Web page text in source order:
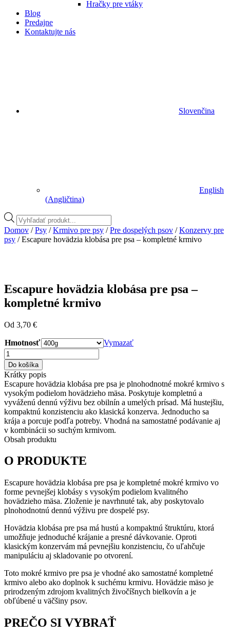
Hračky pre vtáky
Blog
Predajne
Kontaktujte nás
Slovenčina
English
(Angličtina)
Vyhľadávanie
produktov
Domov /Psy /Krmivo pre psy /Pre dospelých psov /Konzervy pre
psy / Escapure hovädzia klobása pre psa – kompletné krmivo
Escapure hovädzia klobása pre psa –
kompletné krmivo
Od 3,70 €
Hmotnosť
Vymazať
množstvo
Escapure
hovädzia
klobása
pre
psa
–
kompletné
krmivo
Do košíka
Krátky popis
Escapure hovädzia klobása pre psa je plnohodnotné mokré krmivo s
vysokým podielom hovädzieho mäsa. Poskytuje kompletnú a
vyváženú dennú výživu bez obilnín a umelých prísad. Má hustejšiu,
kompaktnú konzistenciu ako klasická konzerva. Jednoducho sa
krája a porcuje podľa potreby. Vhodná na samostatné podávanie aj
v kombinácii so suchým krmivom.
Obsah produktu
O PRODUKTE
Escapure hovädzia klobása pre psa je kompletné mokré krmivo vo
forme pevnejšej klobásy s vysokým podielom kvalitného
hovädzieho mäsa. Zloženie je navrhnuté tak, aby poskytovalo
plnohodnotnú dennú výživu pre dospelé psy.
Hovädzia klobása pre psa má hustú a kompaktnú štruktúru, ktorá
umožňuje jednoduché krájanie a presné dávkovanie. Oproti
klasickým konzervám má pevnejšiu konzistenciu, čo uľahčuje
manipuláciu aj skladovanie po otvorení.
Toto mokré krmivo pre psa je vhodné ako samostatné kompletné
krmivo alebo ako doplnok k suchému krmivu. Hovädzie mäso je
prirodzeným zdrojom kvalitných živočíšnych bielkovín a je
obľúbené u väčšiny psov.
PREČO SI VYBRAŤ